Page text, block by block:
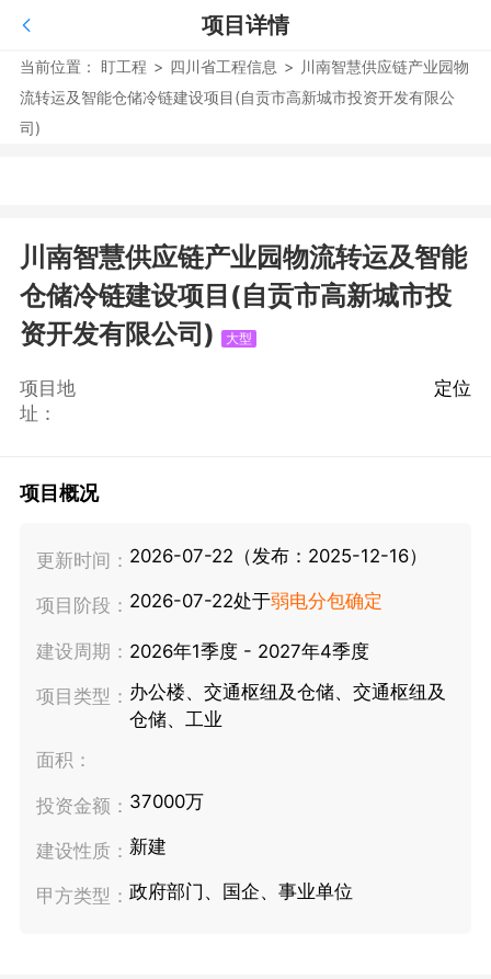
项目详情
当前位置： 盯工程 > 四川省工程信息 > 川南智慧供应链产业园物
流转运及智能仓储冷链建设项目(自贡市高新城市投资开发有限公
司)
川南智慧供应链产业园物流转运及智能
仓储冷链建设项目(自贡市高新城市投
资开发有限公司)
大型
项目地
址：
定位
项目概况
更新时间： 2026-07-22（发布：2025-12-16）
项目阶段： 2026-07-22处于弱电分包确定
建设周期： 2026年1季度 - 2027年4季度
项目类型： 办公楼、交通枢纽及仓储、交通枢纽及
仓储、工业
面积：
投资金额： 37000万
建设性质： 新建
甲方类型： 政府部门、国企、事业单位